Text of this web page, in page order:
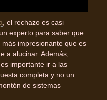
, el rechazo es casi
experto para saber que
impresionante que es
a alucinar. Además,
importante ir a las
completa y no un
de sistemas